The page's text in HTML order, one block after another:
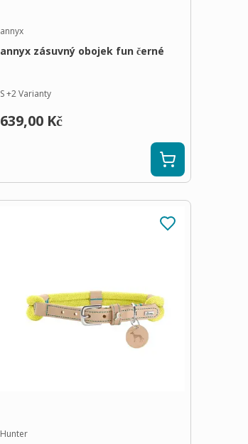
annyx
annyx zásuvný obojek fun černé
S+2Varianty
639,00 Kč
Hunter